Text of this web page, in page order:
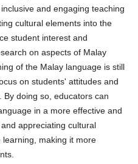
and engaging teaching
cultural elements into the
student interest and
on aspects of Malay
of the Malay language is still
on students' attitudes and
By doing so, educators can
in a more effective and
appreciating cultural
making it more